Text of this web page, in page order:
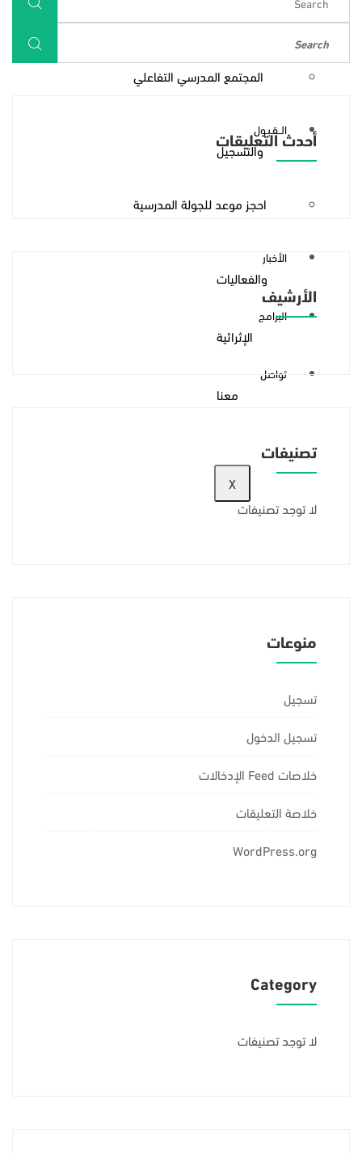
المجتمع المدرسي التفاعلي
الــقـبـول
والتسجيل
احجز موعد للجولة المدرسية
الأخبار
والفعاليات
البرامج
الإثرائية
تواصل
معنا
X
أحدث التعليقات
الأرشيف
تصنيفات
لا توجد تصنيفات
منوعات
تسجيل
تسجيل الدخول
خلاصات Feed الإدخالات
خلاصة التعليقات
WordPress.org
Category
لا توجد تصنيفات